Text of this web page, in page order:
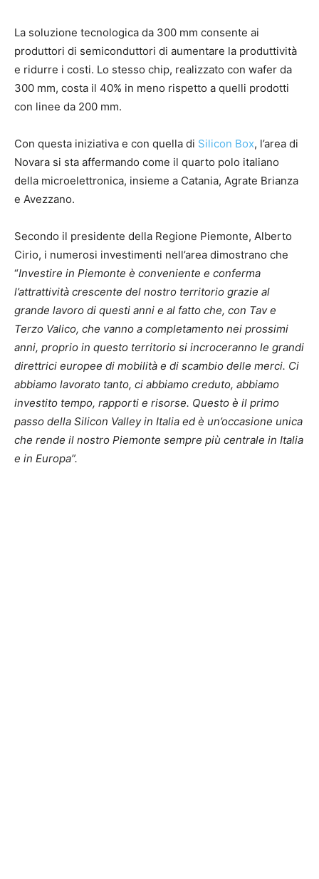
La soluzione tecnologica da 300 mm consente ai
produttori di semiconduttori di aumentare la produttività
e ridurre i costi. Lo stesso chip, realizzato con wafer da
300 mm, costa il 40% in meno rispetto a quelli prodotti
con linee da 200 mm.
Con questa iniziativa e con quella di Silicon Box, l’area di
Novara si sta affermando come il quarto polo italiano
della microelettronica, insieme a Catania, Agrate Brianza
e Avezzano.
Secondo il presidente della Regione Piemonte, Alberto
Cirio, i numerosi investimenti nell’area dimostrano che
“Investire in Piemonte è conveniente e conferma
l’attrattività crescente del nostro territorio grazie al
grande lavoro di questi anni e al fatto che, con Tav e
Terzo Valico, che vanno a completamento nei prossimi
anni, proprio in questo territorio si incroceranno le grandi
direttrici europee di mobilità e di scambio delle merci. Ci
abbiamo lavorato tanto, ci abbiamo creduto, abbiamo
investito tempo, rapporti e risorse. Questo è il primo
passo della Silicon Valley in Italia ed è un’occasione unica
che rende il nostro Piemonte sempre più centrale in Italia
e in Europa”.